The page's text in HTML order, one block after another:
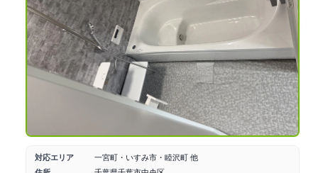
対応エリア
一宮町・いすみ市・睦沢町 他